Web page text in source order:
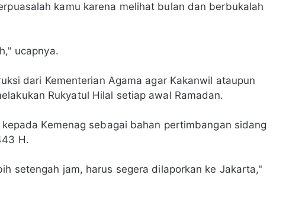
kamu karena melihat bulan dan berbukalah
ucapnya.
dari Kementerian Agama agar Kakanwil ataupun
Rukyatul Hilal setiap awal Ramadan.
Kemenag sebagai bahan pertimbangan sidang
H.
setengah jam, harus segera dilaporkan ke Jakarta,"